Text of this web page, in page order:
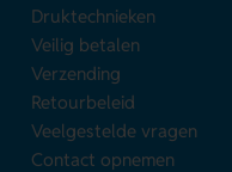
Druktechnieken
Veilig betalen
Verzending
Retourbeleid
Veelgestelde vragen
Contact opnemen